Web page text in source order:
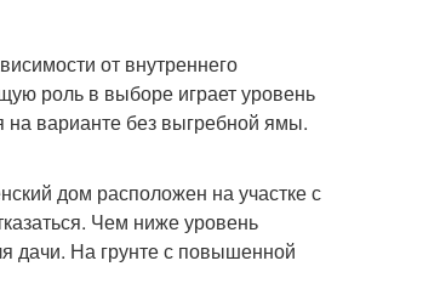
от внутреннего
роль в выборе играет уровень
на варианте без выгребной ямы.
дом расположен на участке с
Чем ниже уровень
дачи. На грунте с повышенной